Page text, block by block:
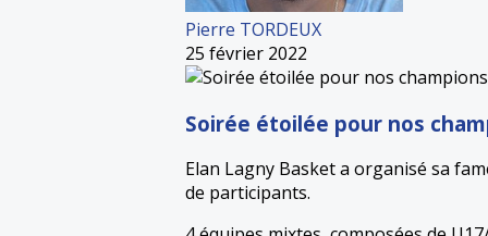
Pierre TORDEUX
25 février 2022
Soirée étoilée pour nos
Elan Lagny Basket a organisé sa
de participants.